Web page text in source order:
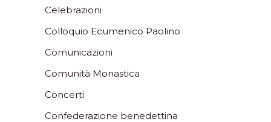
Celebrazioni
Colloquio Ecumenico Paolino
Comunicazioni
Comunità Monastica
Concerti
Confederazione benedettina